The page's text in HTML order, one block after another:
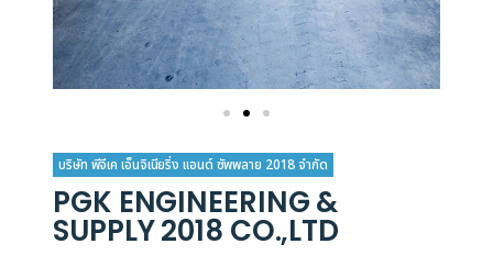
บริษัท พีจีเค เอ็นจิเนียริ่ง แอนด์ ซัพพลาย 2018 จำกัด
PGK ENGINEERING &
SUPPLY 2018 CO.,LTD